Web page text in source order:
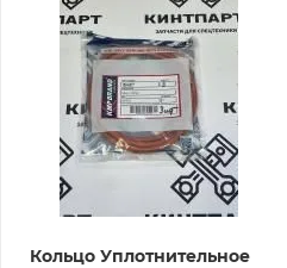
Кольцо Уплотнительное